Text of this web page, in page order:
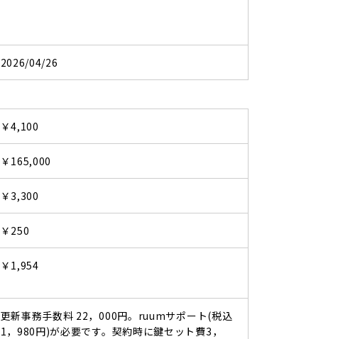
2026/04/26
￥4,100
￥165,000
￥3,300
￥250
￥1,954
更新事務手数料 22，000円。ruumサポート(税込
1，980円)が必要です。契約時に鍵セット費3，